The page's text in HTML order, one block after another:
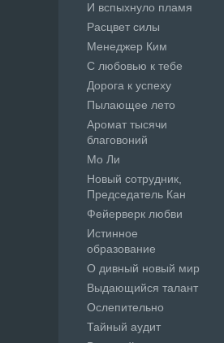
И вспыхнуло пламя
Расцвет силы
Менеджер Ким
С любовью к тебе
Дорога к успеху
Пылающее лето
Аромат тысячи
благовоний
Мо Ли
Новый сотрудник,
Председатель Кан
Фейерверк любви
Истинное
образование
О дивный новый мир
Выдающийся талант
Ослепительно
Тайный аудит